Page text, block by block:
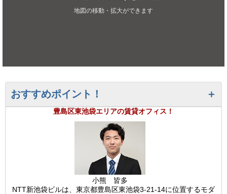
地図の移動・拡大ができます
おすすめポイント！
豊島区東池袋エリアの賃貸オフィス！
小熊 皆多
NTT新池袋ビルは、東京都豊島区東池袋3-21-14に位置するモダ